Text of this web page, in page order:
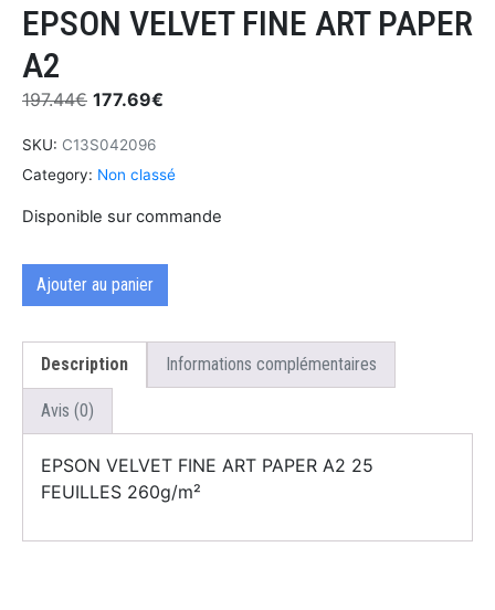
EPSON VELVET FINE ART PAPER
A2
197.44€ 177.69€
SKU: C13S042096
Category: Non classé
Disponible sur commande
Ajouter au panier
Description Informations complémentaires
Avis (0)
EPSON VELVET FINE ART PAPER A2 25
FEUILLES 260g/m²